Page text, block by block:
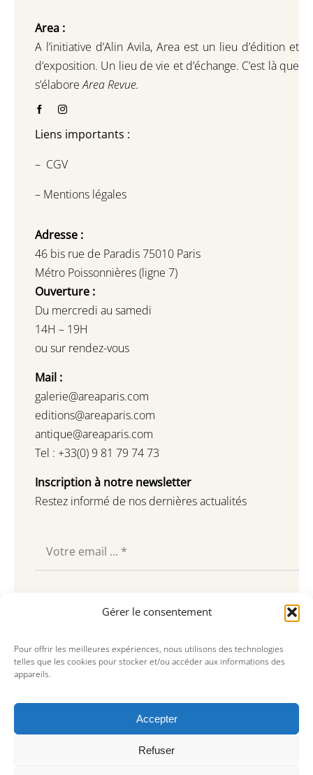
Gérer le consentement
Pour offrir les meilleures expériences, nous utilisons des technologies
telles que les cookies pour stocker et/ou accéder aux informations des
appareils.
Accepter
Refuser
Area :
A l’initiative d’Alin Avila, Area est un lieu d’édition et
d’exposition. Un lieu de vie et d’échange. C’est là que
s’élaboreArea Revue.
Liens importants :
– CGV
– Mentions légales
Adresse :
46 bis rue de Paradis 75010 Paris
Métro Poissonnières (ligne 7)
Ouverture :
Du mercredi au samedi
14H – 19H
ou sur rendez-vous
Mail :
galerie@areaparis.com
editions@areaparis.com
antique@areaparis.com
Tel : +33(0) 9 81 79 74 73
Inscription à notre newsletter
Restez informé de nos dernières actualités
Souscrire